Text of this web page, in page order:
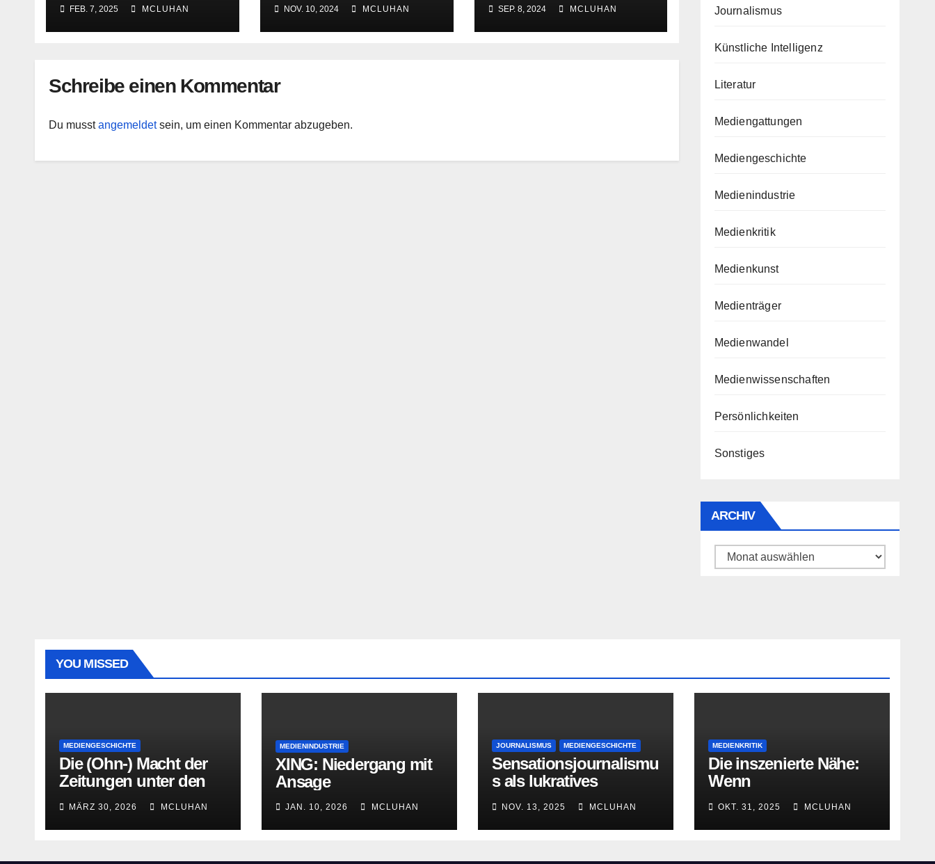
FEB. 7, 2025 MCLUHAN
Darstellung,
Inszenierung,
NOV. 10, 2024 MCLUHAN SEP. 8, 2024 MCLUHAN
Schreibe einen Kommentar
Du musstangemeldetsein, um einen Kommentar abzugeben.
Journalismus
Künstliche Intelligenz
Literatur
Mediengattungen
Mediengeschichte
Medienindustrie
Medienkritik
Medienkunst
Medienträger
Medienwandel
Medienwissenschaften
Persönlichkeiten
Sonstiges
ARCHIV
Archiv
YOU MISSED
MEDIENGESCHICHTE
Die (Ohn-) Macht der
Zeitungen unter den
letzten
Bourbonenkönigen
MÄRZ 30, 2026 MCLUHAN
MEDIENINDUSTRIE
XING: Niedergang mit
Ansage
JAN. 10, 2026 MCLUHAN
JOURNALISMUS MEDIENGESCHICHTE
Sensationsjournalismu
s als lukratives
NOV. 13, 2025 MCLUHAN
MEDIENKRITIK
Die inszenierte Nähe:
Wenn
Vertrautheit
vortäuschen
OKT. 31, 2025 MCLUHAN